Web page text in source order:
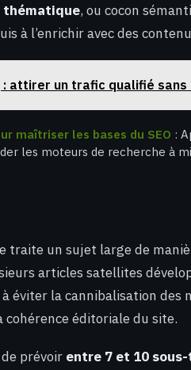
thématique, ou cocon
à l’enrichir avec des
attirer un trafic qualifié sans
maîtriser les bases du SEO :
les moteurs de recherche à
traite un sujet large de
articles satellites
éviter la cannibalisation des
cohérence éditoriale du site.
prévoir entre 7 et 10